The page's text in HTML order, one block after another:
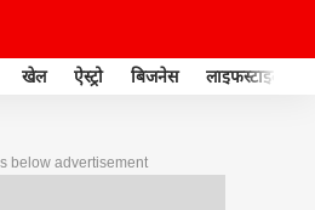
खेल ऐस्ट्रो बिजनेस लाइफस्टाइल
below advertisement